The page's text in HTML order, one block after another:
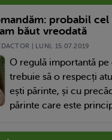
probabil cel
băut vreodată
| LUNI, 15.07.2019
O regulă importantă pe
trebuie să o respecți
ești părinte, și cu
părinte care este